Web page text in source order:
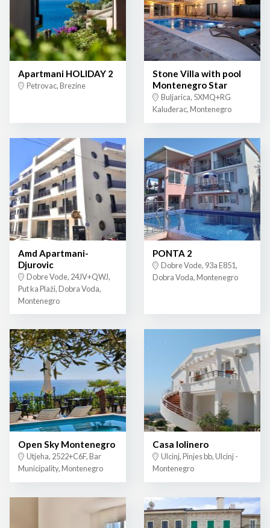
Apartmani HOLIDAY 2
Petrovac, Brezine
Stone Villa with pool
Montenegro Star
Buljarica, 5XMQ+RG
Kaluđerac, Montenegro
Amd Apartmani-
Djurovic
Dobre Vode, 24JV+QWJ,
Put ka Plaži, Dobra Voda,
Montenegro
PONTA 2
Dobre Vode, 93a E851,
Dobra Voda, Montenegro
Open Sky Montenegro
Utjeha, 2522+C6F, Bar
Municipality, Montenegro
Casa lolinero
Ulcinj, Pinjes bb, Ulcinj -
Montenegro